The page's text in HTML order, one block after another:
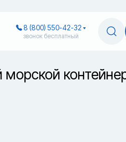
8 (800) 550-42-32
звонок бесплатный